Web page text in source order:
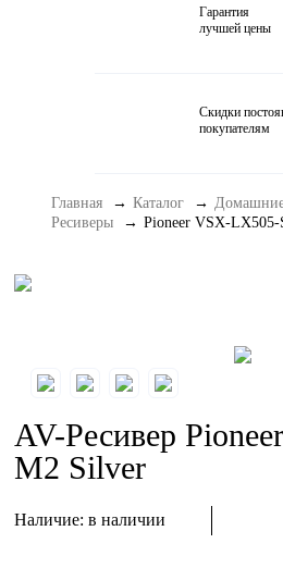
Виниловые проигрыватели
Домашние кинотеатры
Портативный Hi-Fi
Гарантия
лучшей цены
Скидки
покупателям
Главная Каталог
Ресиверы
Pioneer VSX-LX505-
AV-Ресивер
M2 Silver
Наличие:в наличии